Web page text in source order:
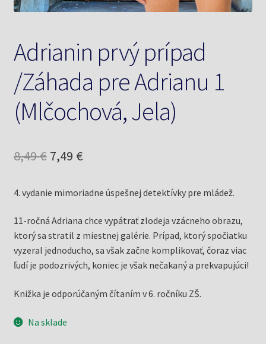
Adrianin prvý prípad
/Záhada pre Adrianu 1
(Mlčochová, Jela)
8,49€ Pôvodná
bola:
8,49 €.
7,49 €Aktuálna
je:
7,49 €.
4. vydanie mimoriadne úspešnej detektívky pre mládež.
11-ročná Adriana chce vypátrať zlodeja vzácneho obrazu,
ktorý sa stratil z miestnej galérie. Prípad, ktorý spočiatku
vyzeral jednoducho, sa však začne komplikovať, čoraz viac
ľudí je podozrivých, koniec je však nečakaný a prekvapujúci!
Knižka je odporúčaným čítaním v 6. ročníku ZŠ.
Na sklade